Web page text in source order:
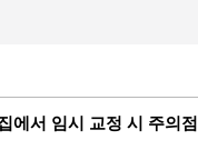
에서 임시 교정 시 주의점